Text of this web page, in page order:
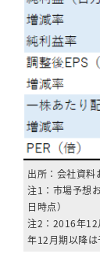
出所：会社資料
注1：市場予想
日時点）
注2：2016年12
年12月期以降は